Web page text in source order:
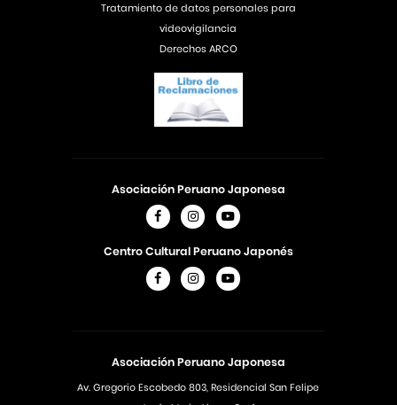
Asociación Peruano Japonesa
Av. Gregorio Escobedo 803, Residencial San Felipe
Asociación Peruano Japonesa
Centro Cultural Peruano Japonés
Tratamiento de datos personales para
videovigilancia
Derechos ARCO